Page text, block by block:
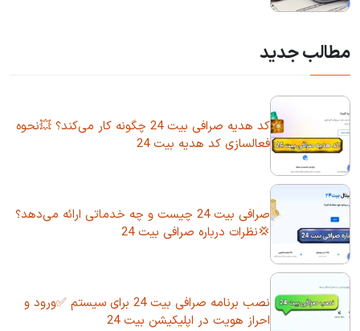
مطالب جدید
کد هدیه صرافی بیت 24 چگونه کار می‌کند؟ 💥نحوه
فعالسازی کد هدیه بیت 24
صرافی بیت 24 چیست و چه خدماتی ارائه می‌دهد؟
💢نظرات درباره صرافی بیت 24
نصب برنامه صرافی بیت 24 برای سیستم ✅ورود و
احراز هویت در اپلیکیشن بیت 24